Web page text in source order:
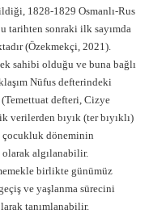
1828-1829 Osmanlı-Rus
tarihten sonraki ilk sayımda
(Özekmekçi, 2021).
sahibi olduğu ve buna bağlı
Nüfus defterindeki
defteri, Cizye
bıyık (ter bıyıklı)
çocukluk döneminin
olarak algılanabilir.
birlikte günümüz
ve yaşlanma sürecini
tanımlanabilir.